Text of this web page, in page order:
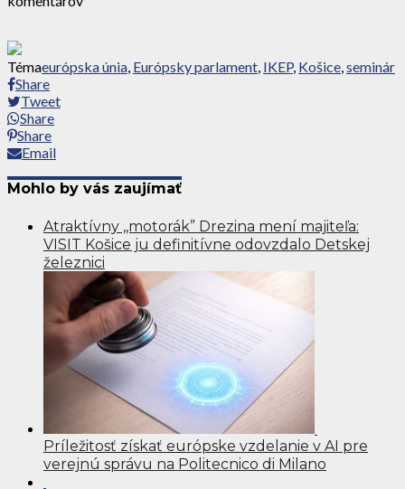
Témaeurópska únia, Európsky parlament, IKEP, Košice,seminár
Share
Tweet
Share
Share
Email
Mohlo by vás zaujímať
Atraktívny ,,motorák” Drezina mení majiteľa:
VISIT Košice ju definitívne odovzdalo Detskej
železnici
Príležitosť získať európske vzdelanie v AI pre
verejnú správu na Politecnico di Milano